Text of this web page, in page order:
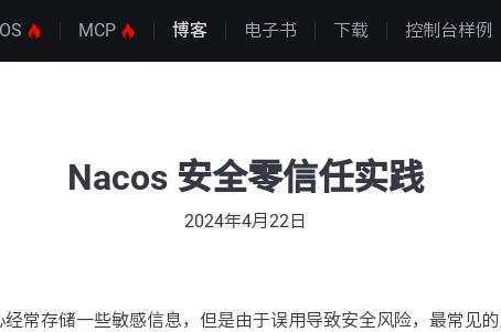
MCP 博客 电子书 下载 控制台样例
Nacos 安全零信任实践
2024年4月22日
常存储一些敏感信息，但是由于误用导致安全风险，最常见